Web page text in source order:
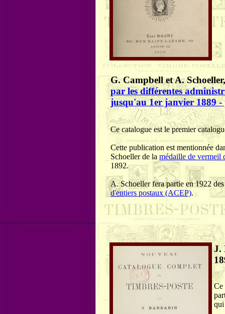
G. Campbell et A.
par les différentes
jusqu'au 1er janvier 1889
Ce catalogue est le premier
Cette publication est mentionnée
Schoeller de la médaille de vermeil
1892.
A. Schoeller fera partie en 1922
d'entiers postaux (ACEP).
J.
Ce